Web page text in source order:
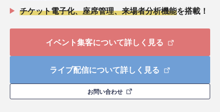
チケット電子化、座席管理、来場者分析機能を搭載！
イベント集客について詳しく見る
ライブ配信について詳しく見る
お問い合わせ